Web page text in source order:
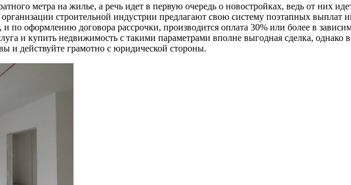
метра на жилье, а речь идет в первую очередь о новостройках, ведь от них
строительной индустрии предлагают свою систему поэтапных выплат
по оформлению договора рассрочки, производится оплата 30% или более в
и купить недвижимость с такими параметрами вполне выгодная сделка, однако
и действуйте грамотно с юридической стороны.